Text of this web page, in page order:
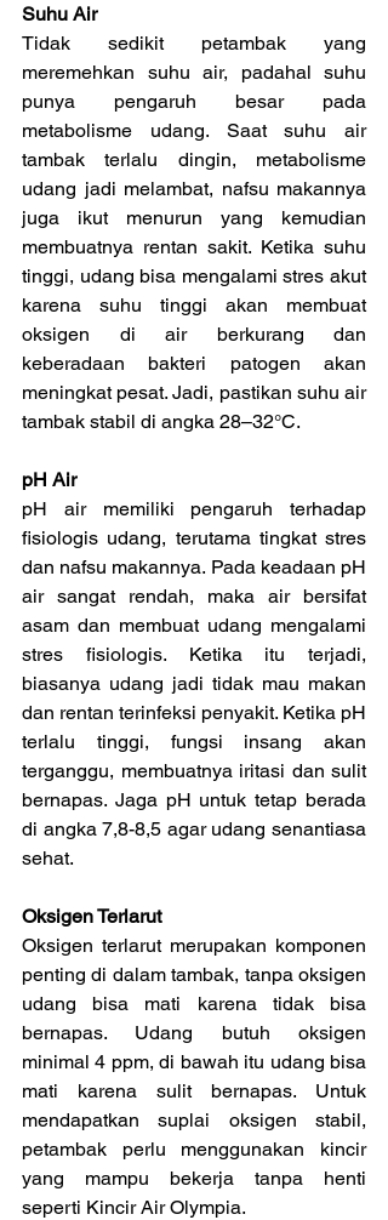
Suhu Air
Tidak sedikit petambak yang
meremehkan suhu air, padahal suhu
punya pengaruh besar pada
metabolisme udang. Saat suhu air
tambak terlalu dingin, metabolisme
udang jadi melambat, nafsu makannya
juga ikut menurun yang kemudian
membuatnya rentan sakit. Ketika suhu
tinggi, udang bisa mengalami stres akut
karena suhu tinggi akan membuat
oksigen di air berkurang dan
keberadaan bakteri patogen akan
meningkat pesat. Jadi, pastikan suhu air
tambak stabil di angka 28–32°C.
pH Air
pH air memiliki pengaruh terhadap
fisiologis udang, terutama tingkat stres
dan nafsu makannya. Pada keadaan pH
air sangat rendah, maka air bersifat
asam dan membuat udang mengalami
stres fisiologis. Ketika itu terjadi,
biasanya udang jadi tidak mau makan
dan rentan terinfeksi penyakit. Ketika pH
terlalu tinggi, fungsi insang akan
terganggu, membuatnya iritasi dan sulit
bernapas. Jaga pH untuk tetap berada
di angka 7,8-8,5 agar udang senantiasa
sehat.
Oksigen Terlarut
Oksigen terlarut merupakan komponen
penting di dalam tambak, tanpa oksigen
udang bisa mati karena tidak bisa
bernapas. Udang butuh oksigen
minimal 4 ppm, di bawah itu udang bisa
mati karena sulit bernapas. Untuk
mendapatkan suplai oksigen stabil,
petambak perlu menggunakan kincir
yang mampu bekerja tanpa henti
seperti Kincir Air Olympia.